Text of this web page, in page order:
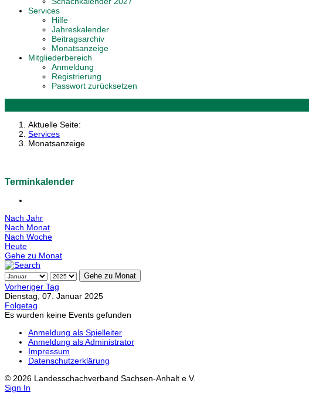
Services
Hilfe
Jahreskalender
Beitragsarchiv
Monatsanzeige
Mitgliederbereich
Anmeldung
Registrierung
Passwort zurücksetzen
Aktuelle Seite:
Services
Monatsanzeige
Terminkalender
Nach Jahr
Nach Monat
Nach Woche
Heute
Gehe zu Monat
Gehe zu Monat
Vorheriger Tag
Dienstag, 07. Januar 2025
Folgetag
Es wurden keine Events gefunden
Anmeldung als Spielleiter
Anmeldung als Administrator
Impressum
Datenschutzerklärung
© 2026 Landesschachverband Sachsen-Anhalt e.V.
Sign In